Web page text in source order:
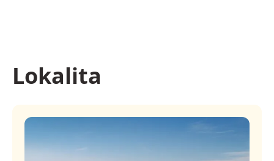
Lokalita